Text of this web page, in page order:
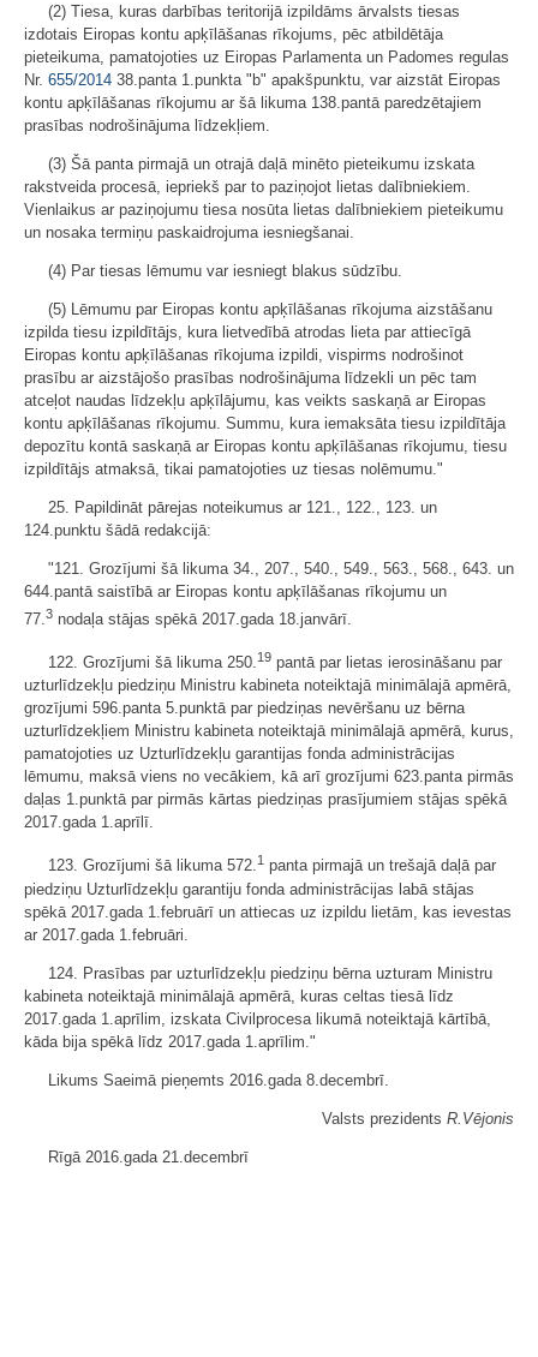
(2) Tiesa, kuras darbības teritorijā izpildāms ārvalsts tiesas
izdotais Eiropas kontu apķīlāšanas rīkojums, pēc atbildētāja
pieteikuma, pamatojoties uz Eiropas Parlamenta un Padomes regulas
Nr. 655/2014 38.panta 1.punkta "b" apakšpunktu, var aizstāt Eiropas
kontu apķīlāšanas rīkojumu ar šā likuma 138.pantā paredzētajiem
prasības nodrošinājuma līdzekļiem.
(3) Šā panta pirmajā un otrajā daļā minēto pieteikumu izskata
rakstveida procesā, iepriekš par to paziņojot lietas dalībniekiem.
Vienlaikus ar paziņojumu tiesa nosūta lietas dalībniekiem pieteikumu
un nosaka termiņu paskaidrojuma iesniegšanai.
(4) Par tiesas lēmumu var iesniegt blakus sūdzību.
(5) Lēmumu par Eiropas kontu apķīlāšanas rīkojuma aizstāšanu
izpilda tiesu izpildītājs, kura lietvedībā atrodas lieta par attiecīgā
Eiropas kontu apķīlāšanas rīkojuma izpildi, vispirms nodrošinot
prasību ar aizstājošo prasības nodrošinājuma līdzekli un pēc tam
atceļot naudas līdzekļu apķīlājumu, kas veikts saskaņā ar Eiropas
kontu apķīlāšanas rīkojumu. Summu, kura iemaksāta tiesu izpildītāja
depozītu kontā saskaņā ar Eiropas kontu apķīlāšanas rīkojumu, tiesu
izpildītājs atmaksā, tikai pamatojoties uz tiesas nolēmumu."
25. Papildināt pārejas noteikumus ar 121., 122., 123. un
124.punktu šādā redakcijā:
"121. Grozījumi šā likuma 34., 207., 540., 549., 563., 568., 643. un
644.pantā saistībā ar Eiropas kontu apķīlāšanas rīkojumu un
77.3 nodaļa stājas spēkā 2017.gada 18.janvārī.
122. Grozījumi šā likuma 250.19 pantā par lietas ierosināšanu par
uzturlīdzekļu piedziņu Ministru kabineta noteiktajā minimālajā apmērā,
grozījumi 596.panta 5.punktā par piedziņas nevēršanu uz bērna
uzturlīdzekļiem Ministru kabineta noteiktajā minimālajā apmērā, kurus,
pamatojoties uz Uzturlīdzekļu garantijas fonda administrācijas
lēmumu, maksā viens no vecākiem, kā arī grozījumi 623.panta pirmās
daļas 1.punktā par pirmās kārtas piedziņas prasījumiem stājas spēkā
2017.gada 1.aprīlī.
123. Grozījumi šā likuma 572.1 panta pirmajā un trešajā daļā par
piedziņu Uzturlīdzekļu garantiju fonda administrācijas labā stājas
spēkā 2017.gada 1.februārī un attiecas uz izpildu lietām, kas ievestas
ar 2017.gada 1.februāri.
124. Prasības par uzturlīdzekļu piedziņu bērna uzturam Ministru
kabineta noteiktajā minimālajā apmērā, kuras celtas tiesā līdz
2017.gada 1.aprīlim, izskata Civilprocesa likumā noteiktajā kārtībā,
kāda bija spēkā līdz 2017.gada 1.aprīlim."
Likums Saeimā pieņemts 2016.gada 8.decembrī.
Valsts prezidents R.Vējonis
Rīgā 2016.gada 21.decembrī